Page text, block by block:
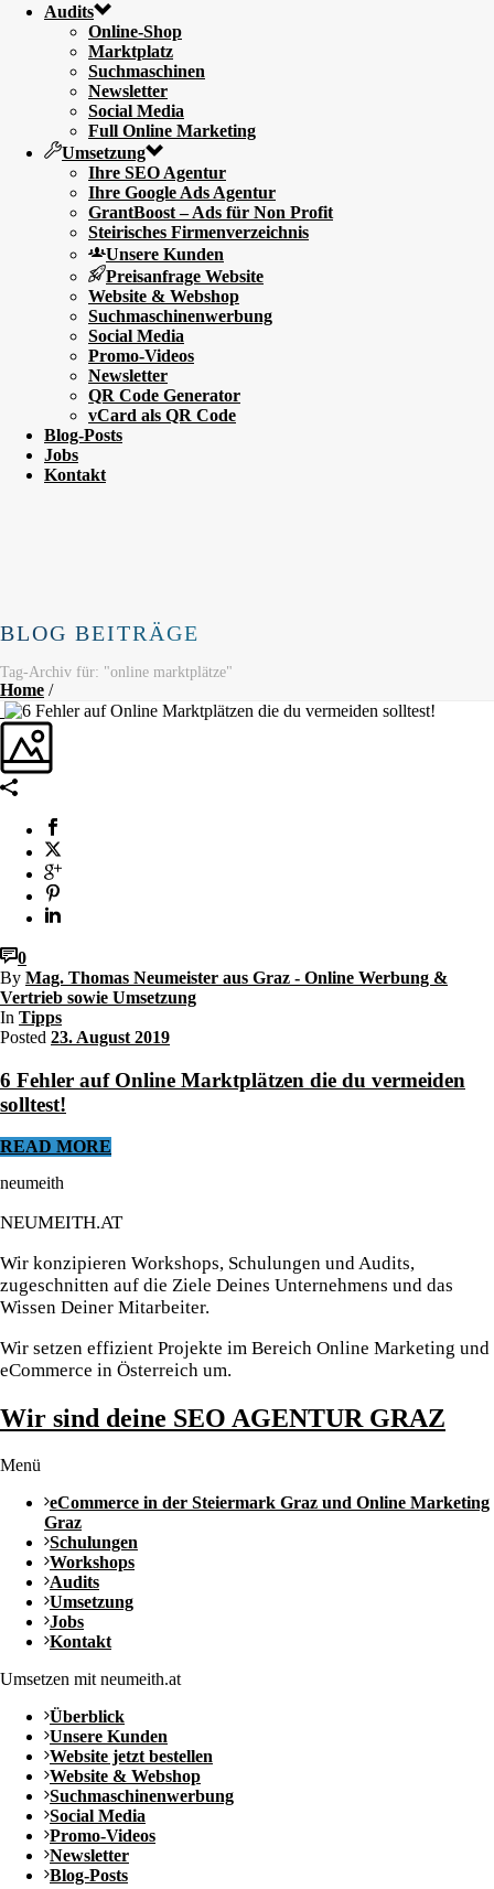
Audits
Online-Shop
Marktplatz
Suchmaschinen
Newsletter
Social Media
Full Online Marketing
Umsetzung
Ihre SEO Agentur
Ihre Google Ads Agentur
GrantBoost – Ads für Non Profit
Steirisches Firmenverzeichnis
Unsere Kunden
Preisanfrage Website
Website & Webshop
Suchmaschinenwerbung
Social Media
Promo-Videos
Newsletter
QR Code Generator
vCard als QR Code
Blog-Posts
Jobs
Kontakt
BLOG BEITRÄGE
Tag-Archiv für: "online marktplätze"
Home /
0
By Mag. Thomas Neumeister aus Graz - Online Werbung &
Vertrieb sowie Umsetzung
In Tipps
Posted 23. August 2019
6 Fehler auf Online Marktplätzen die du vermeiden
solltest!
READ MORE
neumeith
NEUMEITH.AT
Wir konzipieren Workshops, Schulungen und Audits,
zugeschnitten auf die Ziele Deines Unternehmens und das
Wissen Deiner Mitarbeiter.
Wir setzen effizient Projekte im Bereich Online Marketing und
eCommerce in Österreich um.
Wir sind deine SEO AGENTUR GRAZ
Menü
eCommerce in der Steiermark Graz und Online Marketing
Graz
Schulungen
Workshops
Audits
Umsetzung
Jobs
Kontakt
Umsetzen mit neumeith.at
Überblick
Unsere Kunden
Website jetzt bestellen
Website & Webshop
Suchmaschinenwerbung
Social Media
Promo-Videos
Newsletter
Blog-Posts